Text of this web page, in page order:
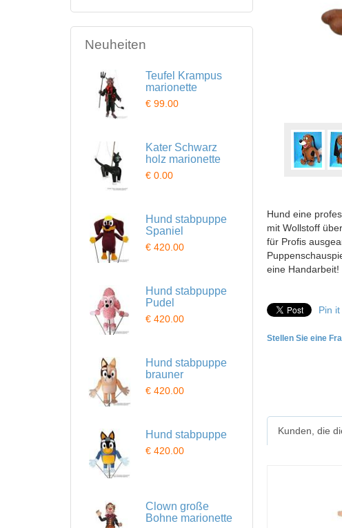
Hund eine
mit Wollstoff
für Profis
eine Handarbeit!
Pin it
Stellen Sie eine
Kunden, die
Neuheiten
Teufel Krampus
marionette
€ 99.00
Kater Schwarz
holz marionette
€ 0.00
Hund stabpuppe
Spaniel
€ 420.00
Hund stabpuppe
Pudel
€ 420.00
Hund stabpuppe
brauner
€ 420.00
Hund stabpuppe
€ 420.00
Clown große
Bohne marionette